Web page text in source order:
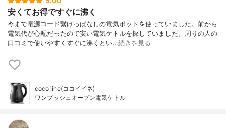
安くてお得ですぐに沸く
今まで電源コード繋げっぱなしの電気ポットを使っていました。前から
電気代が心配だったので安い電気ケトルを探していました。周りの人の
口コミで使いやすくすぐに沸くとい…続きを見る
coco iine(ココイイネ)
ワンプッシュオープン電気ケトル